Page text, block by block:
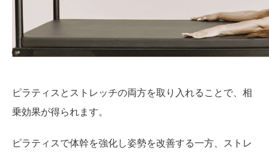
ピラティスとストレッチの両方を取り入れることで、相
乗効果が得られます。
ピラティスで体幹を強化し姿勢を改善する一方、ストレ